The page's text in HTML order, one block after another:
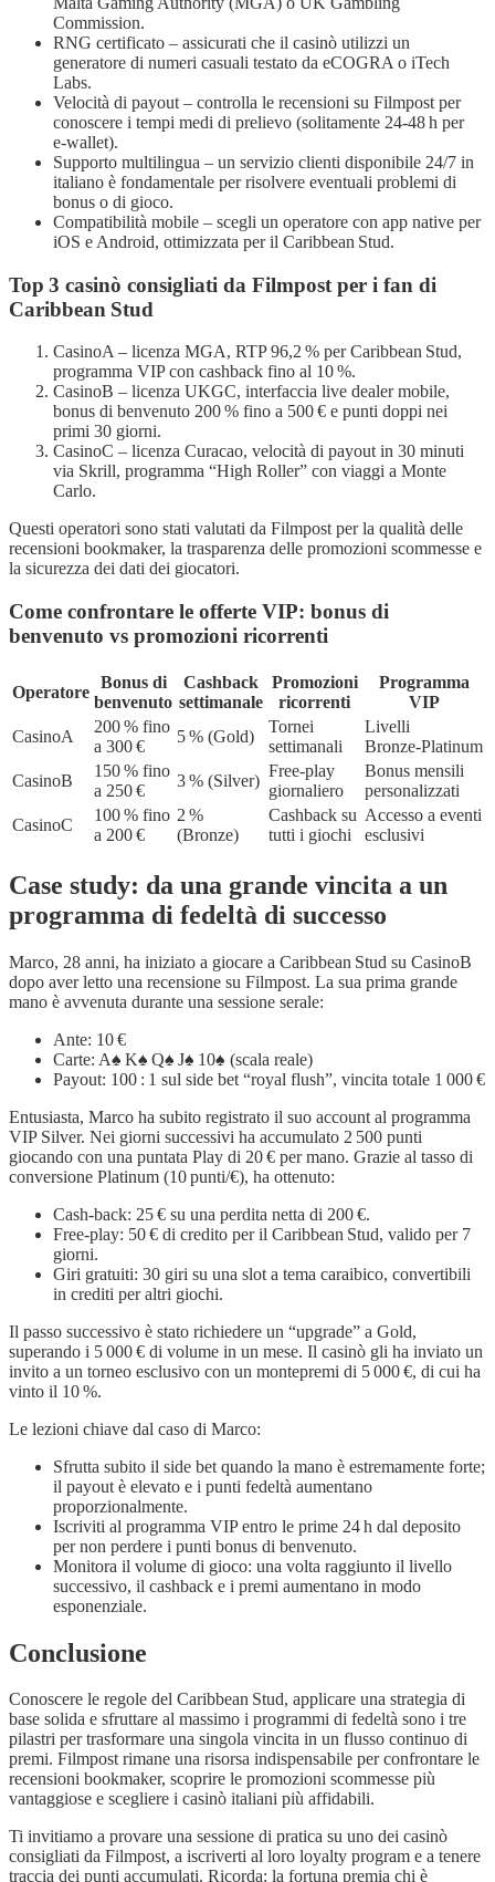
Commission.
RNG certificato – assicurati che il casinò utilizzi un
generatore di numeri casuali testato da eCOGRA o iTech
Labs.
Velocità di payout – controlla le recensioni su Filmpost per
conoscere i tempi medi di prelievo (solitamente 24‑48 h per
e‑wallet).
Supporto multilingua – un servizio clienti disponibile 24/7 in
italiano è fondamentale per risolvere eventuali problemi di
bonus o di gioco.
Compatibilità mobile – scegli un operatore con app native per
iOS e Android, ottimizzata per il Caribbean Stud.
Top 3 casinò consigliati da Filmpost per i fan di
Caribbean Stud
CasinoA – licenza MGA, RTP 96,2 % per Caribbean Stud,
programma VIP con cashback fino al 10 %.
CasinoB – licenza UKGC, interfaccia live dealer mobile,
bonus di benvenuto 200 % fino a 500 € e punti doppi nei
primi 30 giorni.
CasinoC – licenza Curacao, velocità di payout in 30 minuti
via Skrill, programma “High Roller” con viaggi a Monte
Carlo.
Questi operatori sono stati valutati da Filmpost per la qualità delle
recensioni bookmaker, la trasparenza delle promozioni scommesse e
la sicurezza dei dati dei giocatori.
Come confrontare le offerte VIP: bonus di
benvenuto vs promozioni ricorrenti
Operatore
Bonus di
benvenuto
Cashback
settimanale
Promozioni
ricorrenti
Programma
VIP
CasinoA
200 % fino
a 300 €
5 % (Gold)
Tornei
settimanali
Livelli
Bronze‑Platinum
CasinoB
150 % fino
a 250 €
3 % (Silver)
Free‑play
giornaliero
Bonus mensili
personalizzati
CasinoC
100 % fino
a 200 €
2 %
(Bronze)
Cashback su
tutti i giochi
Accesso a eventi
esclusivi
Case study: da una grande vincita a un
programma di fedeltà di successo
Marco, 28 anni, ha iniziato a giocare a Caribbean Stud su CasinoB
dopo aver letto una recensione su Filmpost. La sua prima grande
mano è avvenuta durante una sessione serale:
Ante: 10 €
Carte: A♠ K♠ Q♠ J♠ 10♠ (scala reale)
Payout: 100 : 1 sul side bet “royal flush”, vincita totale 1 000 €
Entusiasta, Marco ha subito registrato il suo account al programma
VIP Silver. Nei giorni successivi ha accumulato 2 500 punti
giocando con una puntata Play di 20 € per mano. Grazie al tasso di
conversione Platinum (10 punti/€), ha ottenuto:
Cash‑back: 25 € su una perdita netta di 200 €.
Free‑play: 50 € di credito per il Caribbean Stud, valido per 7
giorni.
Giri gratuiti: 30 giri su una slot a tema caraibico, convertibili
in crediti per altri giochi.
Il passo successivo è stato richiedere un “upgrade” a Gold,
superando i 5 000 € di volume in un mese. Il casinò gli ha inviato un
invito a un torneo esclusivo con un montepremi di 5 000 €, di cui ha
vinto il 10 %.
Le lezioni chiave dal caso di Marco:
Sfrutta subito il side bet quando la mano è estremamente forte;
il payout è elevato e i punti fedeltà aumentano
proporzionalmente.
Iscriviti al programma VIP entro le prime 24 h dal deposito
per non perdere i punti bonus di benvenuto.
Monitora il volume di gioco: una volta raggiunto il livello
successivo, il cashback e i premi aumentano in modo
esponenziale.
Conclusione
Conoscere le regole del Caribbean Stud, applicare una strategia di
base solida e sfruttare al massimo i programmi di fedeltà sono i tre
pilastri per trasformare una singola vincita in un flusso continuo di
premi. Filmpost rimane una risorsa indispensabile per confrontare le
recensioni bookmaker, scoprire le promozioni scommesse più
vantaggiose e scegliere i casinò italiani più affidabili.
Ti invitiamo a provare una sessione di pratica su uno dei casinò
consigliati da Filmpost, a iscriverti al loro loyalty program e a tenere
traccia dei punti accumulati. Ricorda: la fortuna premia chi è